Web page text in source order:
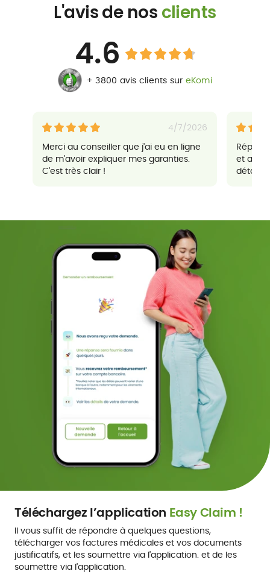
L'avis de nos clients
4.6
+ 3800 avis clients sur eKomi
4/7/2026
Merci au conseiller que j'ai eu en ligne
de m'avoir expliquer mes garanties.
C'est très clair !
et
Téléchargez l’application Easy Claim !
Il vous suffit de répondre à quelques questions,
télécharger vos factures médicales et vos documents
justificatifs, et les soumettre via l'application. et de les
soumettre via l'application.